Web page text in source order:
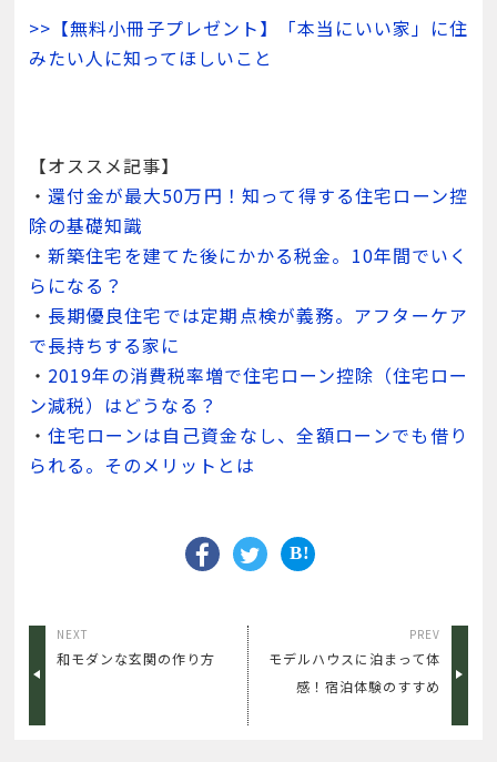
>>【無料小冊子プレゼント】「本当にいい家」に住
みたい人に知ってほしいこと
【オススメ記事】
・還付金が最大50万円！知って得する住宅ローン控
除の基礎知識
・新築住宅を建てた後にかかる税金。10年間でいく
らになる？
・ 長期優良住宅では定期点検が義務。アフターケア
で長持ちする家に
・ 2019年の消費税率増で住宅ローン控除（住宅ロー
ン減税）はどうなる？
・住宅ローンは自己資金なし、全額ローンでも借り
られる。そのメリットとは
NEXT
和モダンな玄関の作り方
PREV
モデルハウスに泊まって体
感！宿泊体験のすすめ